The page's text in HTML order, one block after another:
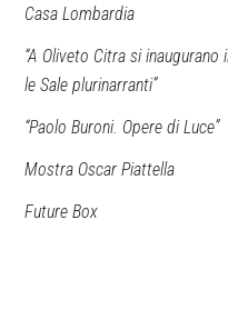
Casa Lombardia
“A Oliveto Citra si
le Sale plurinarranti”
“Paolo Buroni. Opere di Luce”
Mostra Oscar Piattella
Future Box